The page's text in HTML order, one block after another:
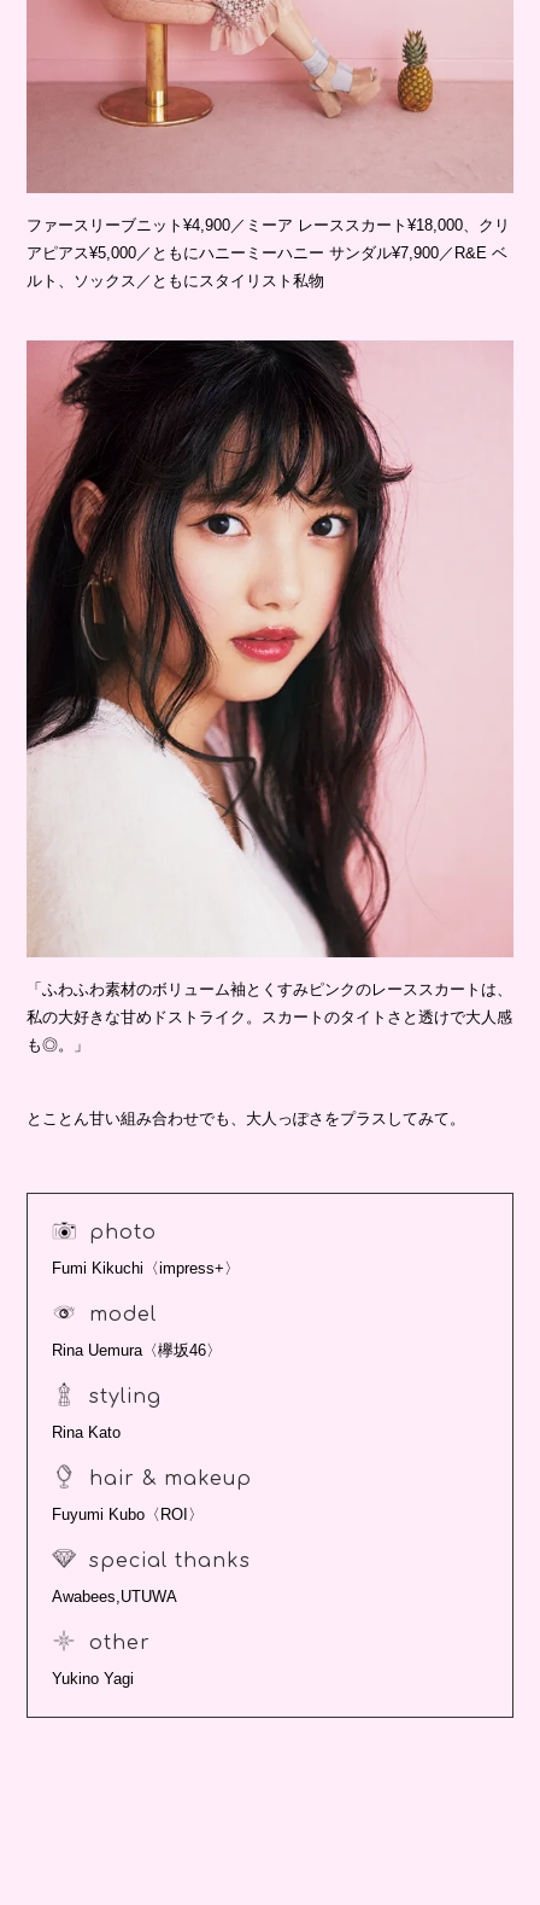
ファースリーブニット¥4,900／ミーア レーススカート¥18,000、クリ
アピアス¥5,000／ともにハニーミーハニー サンダル¥7,900／R&E ベ
ルト、ソックス／ともにスタイリスト私物
「ふわふわ素材のボリューム袖とくすみピンクのレーススカートは、
私の大好きな甘めドストライク。スカートのタイトさと透けで大人感
も◎。」
とことん甘い組み合わせでも、大人っぽさをプラスしてみて。
photo
Fumi Kikuchi〈impress+〉
model
Rina Uemura〈欅坂46〉
styling
Rina Kato
hair & makeup
Fuyumi Kubo〈ROI〉
special thanks
Awabees,UTUWA
other
Yukino Yagi